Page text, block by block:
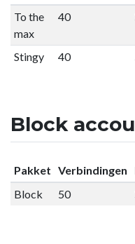
To the
max
40
Stingy 40
Block
Pakket Verbindingen
Block
50